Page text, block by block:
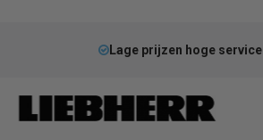
Lage prijzen hoge service